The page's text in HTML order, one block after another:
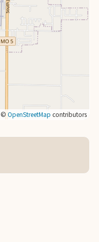
©OpenStreetMap contributors